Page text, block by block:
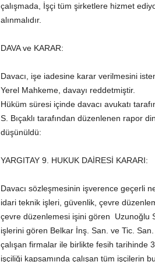
çalışmada, İşçi tüm şirketlere hizmet
alınmalıdır.
DAVA ve KARAR:
Davacı, işe iadesine karar verilmesini
Yerel Mahkeme, davayı reddetmiştir.
Hüküm süresi içinde davacı avukatı
S. Bıçaklı tarafından düzenlenen rapor
düşünüldü:
YARGITAY 9. HUKUK DAİRESİ KARARI:
Davacı sözleşmesinin işverence geçerli
idari teknik işleri, güvenlik, çevre
çevre düzenlemesi işini gören Uzunoğlu
işlerini gören Belkar İnş. San. ve Tic. San.
çalışan firmalar ile birlikte fesih tarihinde
işçiliği kapsamında çalışan tüm işçilerin